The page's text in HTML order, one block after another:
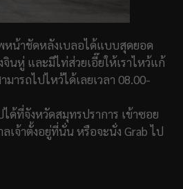
หน้าชัดหลังเบลอได้แบบสุดยอด
จินหู่ และมีไท่ส่วยเอี๊ยให้เราไหว้แก้
ารถไปไหว้ได้เลยเวลา 08.00-
ด้ที่จังหวัดสมุทรปราการ เข้าซอย
จ้าตั้งอยู่ที่นั่น หรือจะนั่ง Grab ไป